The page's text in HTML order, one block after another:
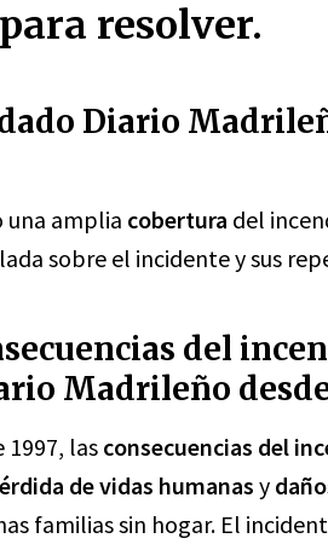
resolver.
Diario
una amplia cobertura del
sobre el incidente y sus
del
Madrileño desde
1997, las consecuencias del
de vidas humanasy
familias sin hogar. El